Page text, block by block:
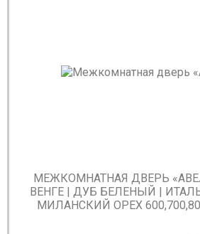
МЕЖКОМНАТНАЯ ДВЕРЬ
ВЕНГЕ | ДУБ БЕЛЕНЫЙ |
МИЛАНСКИЙ ОРЕХ